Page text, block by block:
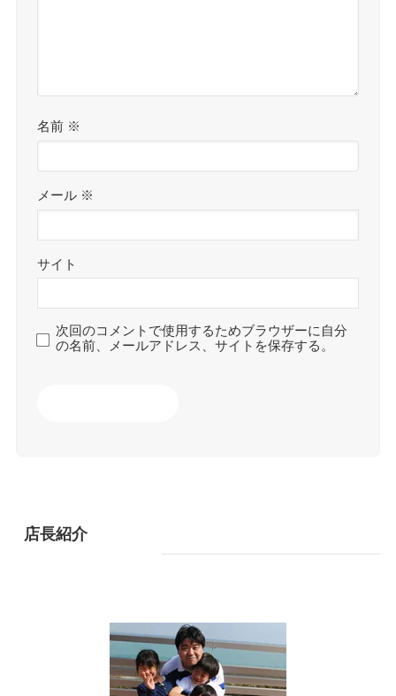
名前 ※
メール ※
サイト
次回のコメントで使用するためブラウザーに自分
の名前、メールアドレス、サイトを保存する。
店長紹介